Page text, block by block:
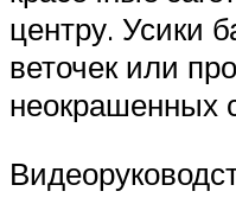
центру. Усики
веточек или
неокрашенных